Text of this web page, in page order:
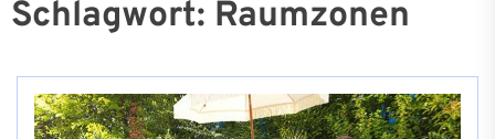
Schlagwort: Raumzonen